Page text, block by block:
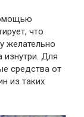
что
желательно
изнутри. Для
средства от
из таких